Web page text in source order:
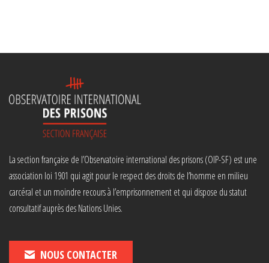
La section française de l’Observatoire international des prisons (OIP-SF) est une
association loi 1901 qui agit pour le respect des droits de l’homme en milieu
carcéral et un moindre recours à l’emprisonnement et qui dispose du statut
consultatif auprès des Nations Unies.
NOUS CONTACTER